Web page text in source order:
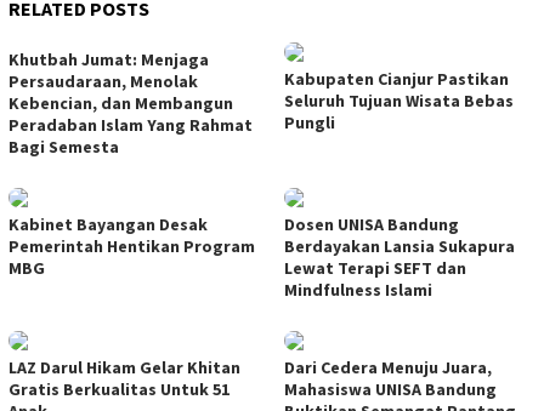
RELATED POSTS
Khutbah Jumat: Menjaga
Persaudaraan, Menolak
Kebencian, dan Membangun
Peradaban Islam Yang Rahmat
Bagi Semesta
Kabupaten Cianjur Pastikan
Seluruh Tujuan Wisata Bebas
Pungli
Kabinet Bayangan Desak
Pemerintah Hentikan Program
MBG
Dosen UNISA Bandung
Berdayakan Lansia Sukapura
Lewat Terapi SEFT dan
Mindfulness Islami
LAZ Darul Hikam Gelar Khitan
Gratis Berkualitas Untuk 51
Dari Cedera Menuju Juara,
Mahasiswa UNISA Bandung